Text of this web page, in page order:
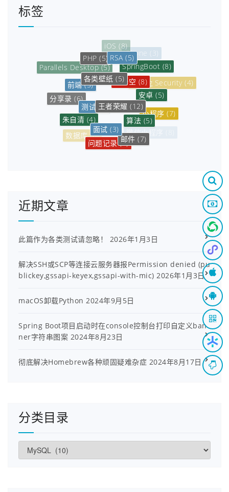
标签
Parallels Desktop(5)
PHP(5)RSA(5)
SpringBoot(8)
Spring Security(4)
五杀(4)
分享录(6)
前端(5)
各类壁纸(5)
孙悟空(8)
安卓 (5)
小程序(7)
微信小程序
微服务架构(3)
排位(11)
数据库(6)
朱自清(4)
测试
(12)
算法(5)
邮件(7)
问题记录(4)
面试
近期文章
此篇作为各类测试请忽略！ 2026年1月3日
解决SSH或SCP等连接云服务器报Permission denied (pu
blickey,gssapi-keyex,gssapi-with-mic) 2026年1月3日
macOS卸载Python 2024年9月5日
Spring Boot项目启动时在console控制台打印自定义ban
ner字符串图案 2024年8月23日
彻底解决Homebrew各种顽固疑难杂症 2024年8月17日
分类目录
类